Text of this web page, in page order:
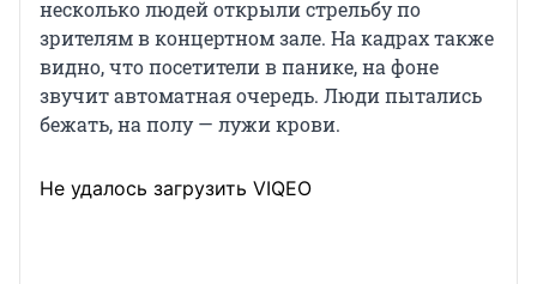
несколько людей открыли стрельбу по
зрителям в концертном зале. На кадрах также
видно, что посетители в панике, на фоне
звучит автоматная очередь. Люди пытались
бежать, на полу — лужи крови.
Не удалось загрузить VIQEO